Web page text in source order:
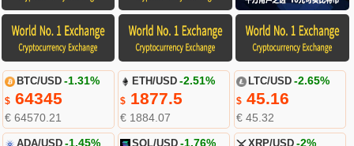
BTC/USD -1.31%
$64345
€ 64570.21
ETH/USD -2.51%
$ 1877.5
€ 1884.07
LTC/USD -2.65%
$45.16
€ 45.32
ADA/USD -1.45% SOL/USD -1.76% XRP/USD -2%